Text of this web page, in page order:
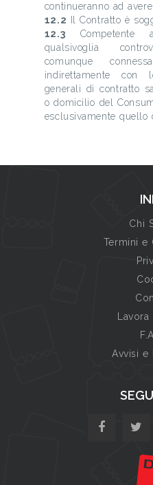
continueranno ad
12.2 Il Contratto è
12.3 Competente
qualsivoglia
comunque
indirettamente con
generali di contratto
o domicilio del
esclusivamente quello
Chi
Termini e
Avvisi e